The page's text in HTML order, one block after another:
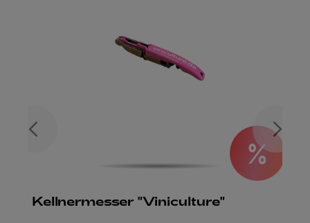
%
Kellnermesser "Viniculture"